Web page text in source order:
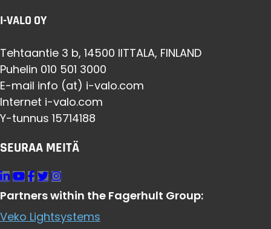
I-VALO OY
Tehtaantie 3 b, 14500 IITTALA, FINLAND
Puhelin 010 501 3000
E-mail info (at) i-valo.com
Internet i-valo.com
Y-tunnus 15714188
SEURAA MEITÄ
Partners within the Fagerhult Group:
Veko Lightsystems